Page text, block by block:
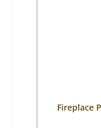
Fireplace